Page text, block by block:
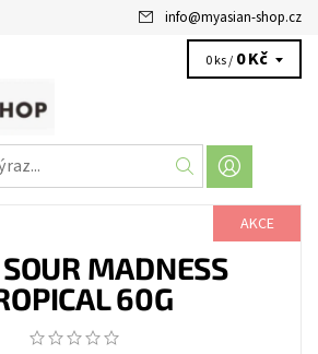
info@myasian-shop.cz
0 ks / 0 Kč
AKCE
MADNESS
60G